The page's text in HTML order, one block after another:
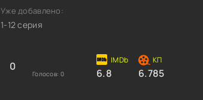
Уже добавлено:
1-12 серия
0
Голосов: 0 6.8 6.785